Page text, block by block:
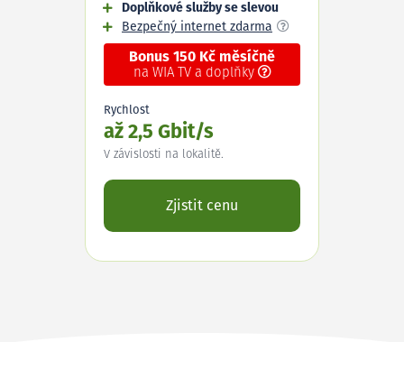
Doplňkové služby se slevou
Bezpečný internet zdarma
Bonus 150 Kč měsíčně
na WIA TV a doplňky
Rychlost
až 2,5 Gbit/s
V závislosti na lokalitě.
Zjistit cenu